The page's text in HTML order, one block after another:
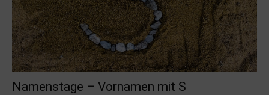
Namenstage – Vornamen mit S